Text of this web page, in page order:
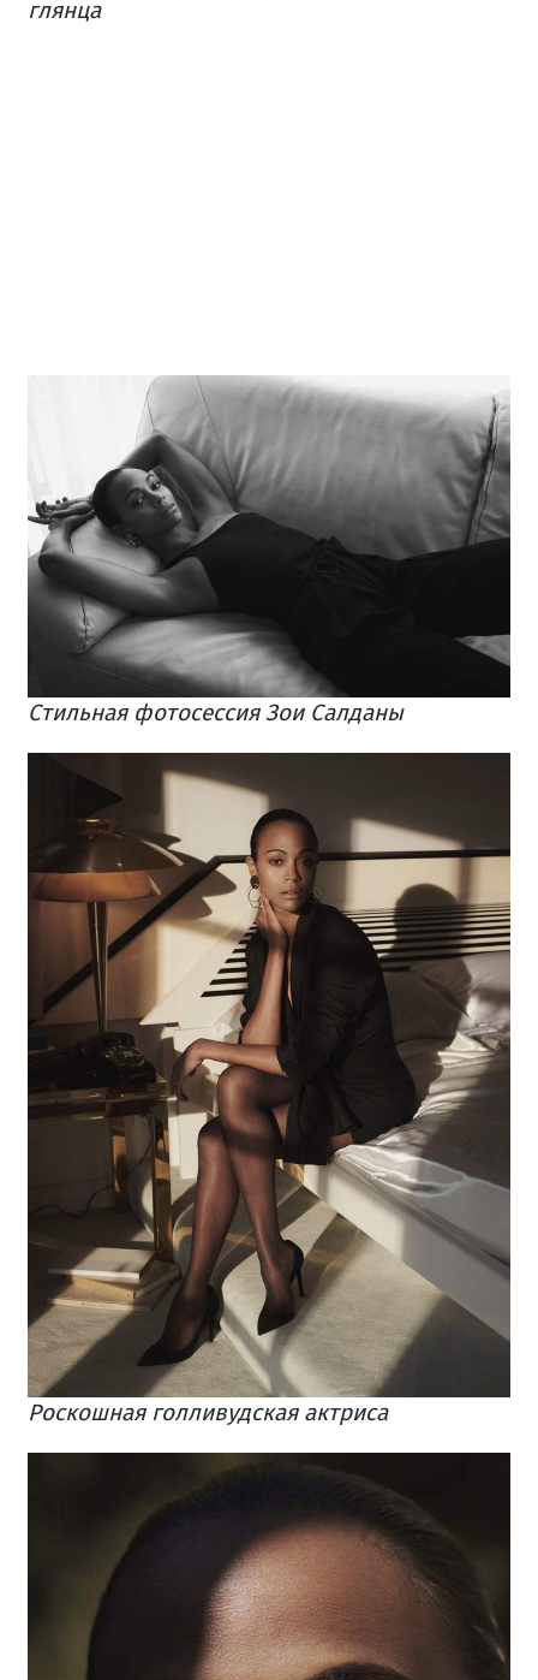
глянца
Стильная фотосессия Зои Салданы
Роскошная голливудская актриса